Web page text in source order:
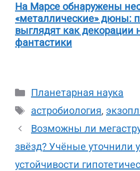
На Марсе обнаружены
«металлические» дюны:
выглядят как декорации
фантастики
Рубрики
Планетарная наука
Метки
астробиология,
Возможны ли
звёзд? Учёные уточнили
устойчивости